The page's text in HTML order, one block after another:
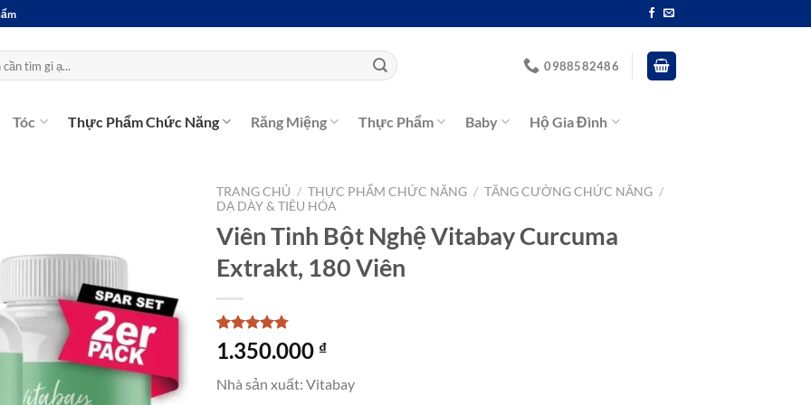
0988582486
Tóc Thực Phẩm Chức Năng Răng Miệng Thực Phẩm Baby Hộ Gia Đình
TRANG CHỦ / THỰC PHẨM CHỨC NĂNG / TĂNG CƯỜNG CHỨC NĂNG /
DẠ DÀY & TIÊU HÓA
Viên Tinh Bột Nghệ Vitabay Curcuma
Extrakt, 180 Viên
4.75trên 5
dựa trên
4
1.350.000 ₫
Nhà sản xuất: Vitabay